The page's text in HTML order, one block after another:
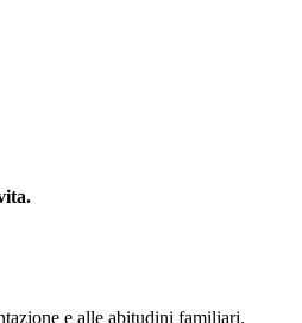
e alle abitudini familiari.